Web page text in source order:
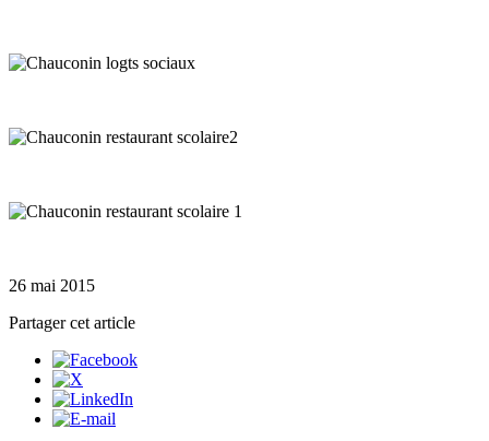
26 mai 2015
Partager cet article